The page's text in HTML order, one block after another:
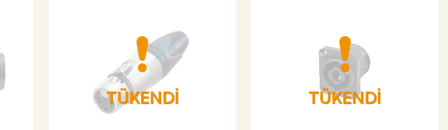
TÜKENDİ TÜKENDİ